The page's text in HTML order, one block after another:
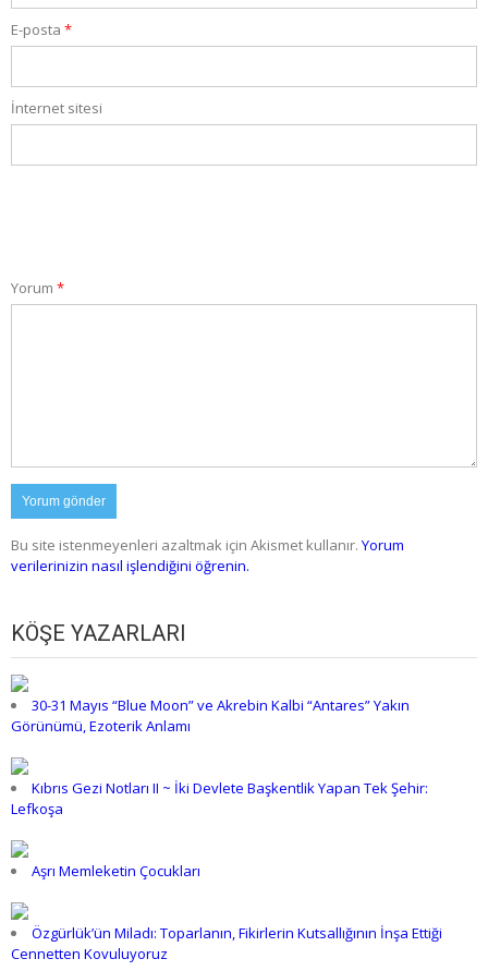
E-posta *
İnternet sitesi
Yorum *
Bu site istenmeyenleri azaltmak için Akismet kullanır. Yorum
verilerinizin nasıl işlendiğini öğrenin.
KÖŞE YAZARLARI
30-31 Mayıs “Blue Moon” ve Akrebin Kalbi “Antares” Yakın
Görünümü, Ezoterik Anlamı
Kıbrıs Gezi Notları II ~ İki Devlete Başkentlik Yapan Tek Şehir:
Lefkoşa
Aşrı Memleketin Çocukları
Özgürlük’ün Miladı: Toparlanın, Fikirlerin Kutsallığının İnşa Ettiği
Cennetten Kovuluyoruz